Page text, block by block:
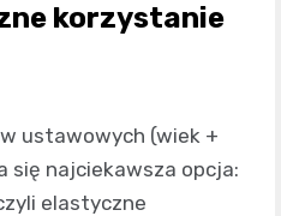
korzystanie
ustawowych (wiek +
się najciekawsza opcja:
elastyczne